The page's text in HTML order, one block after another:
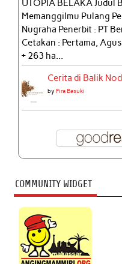
UTOPIA BELAKA Judul
Memanggilmu Pulang
Nugraha Penerbit : PT
Cetakan : Pertama,
+ 263 ha...
Cerita di Balik
byFira Basuki
COMMUNITY WIDGET